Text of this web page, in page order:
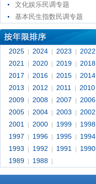
文化娱乐民调专题
基本民生指数民调专题
2025 2024 2023 2022
2021 2020 2019 2018
2017 2016 2015 2014
2013 2012 2011 2010
2009 2008 2007 2006
2005 2004 2003 2002
2001 2000 1999 1998
1997 1996 1995 1994
1993 1992 1991 1990
1989 1988